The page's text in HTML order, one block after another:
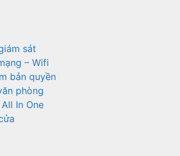
sát
– Wifi
bản quyền
phòng
In One